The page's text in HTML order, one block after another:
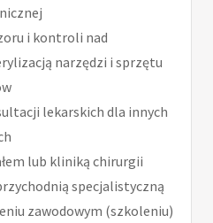
i kontroli nad
narzędzi i sprzętu
lekarskich dla innych
lub kliniką chirurgii
specjalistyczną
zawodowym (szkoleniu)